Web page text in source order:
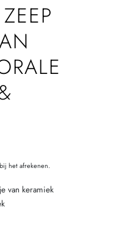
het afrekenen.
van keramiek